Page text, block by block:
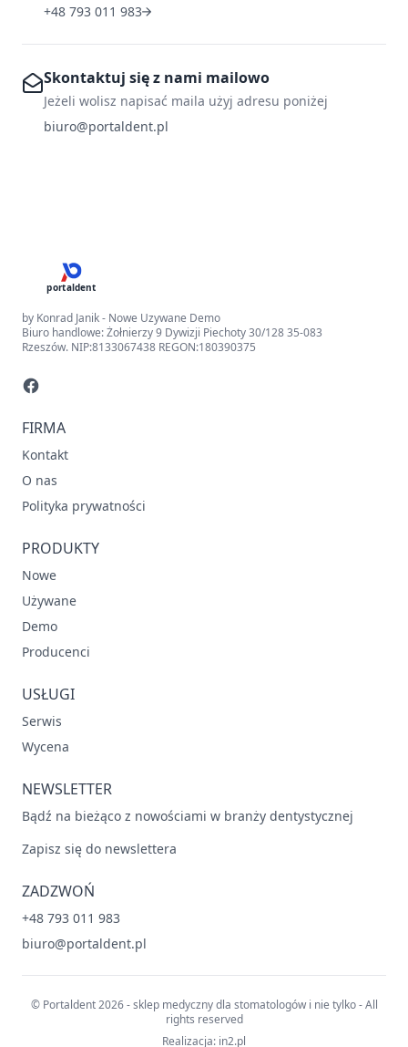
+48 793 011 983
Skontaktuj się z nami mailowo
Jeżeli wolisz napisać maila użyj adresu poniżej
biuro@portaldent.pl
portaldent
by Konrad Janik - Nowe Uzywane Demo
Biuro handlowe: Żołnierzy 9 Dywizji Piechoty 30/128 35-083
Rzeszów. NIP:8133067438 REGON:180390375
FIRMA
Kontakt
O nas
Polityka prywatności
PRODUKTY
Nowe
Używane
Demo
Producenci
USŁUGI
Serwis
Wycena
NEWSLETTER
Bądź na bieżąco z nowościami w branży dentystycznej
Zapisz się do newslettera
ZADZWOŃ
+48 793 011 983
biuro@portaldent.pl
© Portaldent 2026 - sklep medyczny dla stomatologów i nie tylko - All
rights reserved
Realizacja: in2.pl